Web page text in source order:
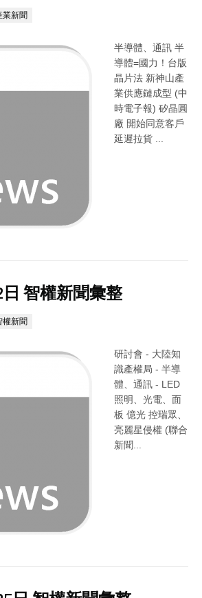
業新聞
半導體、通訊 半
導體=國力！台版
晶片法 新神山產
業供應鏈成型 (中
時電子報) 矽晶圓
廠 開始同意客戶
延遲拉貨 ...
智權新聞彙整
權新聞
研討會 - 大陸知
識產權局 - 半導
體、通訊 - LED
照明、光電、面
板 億光 控瑞眾、
亮麗星侵權 (聯合
新聞...